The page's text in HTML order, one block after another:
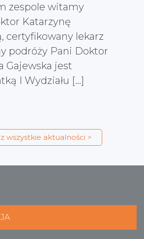
zespole witamy
Katarzynę
certyfikowany lekarz
podróży Pani Doktor
Gajewska jest
I Wydziału […]
wszystkie aktualności >